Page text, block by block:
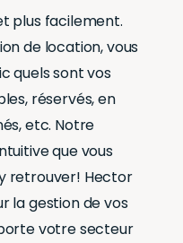
plus facilement.
de location, vous
quels sont vos
réservés, en
etc. Notre
que vous
retrouver! Hector
la gestion de vos
votre secteur